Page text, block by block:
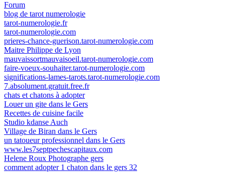
Forum
blog de tarot numerologie
tarot-numerologie.fr
tarot-numerologie.com
prieres-chance-guerison.tarot-numerologie.com
Maitre Philippe de Lyon
mauvaissortmauvaisoeil.tarot-numerologie.com
faire-voeux-souhaiter.tarot-numerologie.com
significations-lames-tarots.tarot-numerologie.com
7.absolument.gratuit.free.fr
chats et chatons à adopter
Louer un gite dans le Gers
Recettes de cuisine facile
Studio kdanse Auch
Village de Biran dans le Gers
un tatoueur professionnel dans le Gers
www.les7septpechescapitaux.com
Helene Roux Photographe gers
comment adopter 1 chaton dans le gers 32